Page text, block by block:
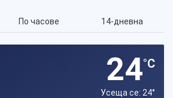
По часове 14-дневна
24°C
Усеща се: 24°